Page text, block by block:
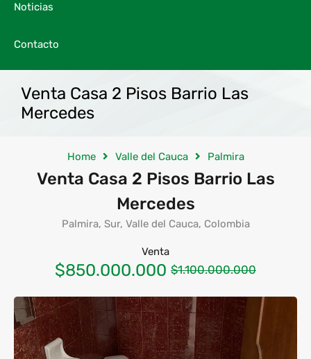
Noticias
Contacto
Venta Casa 2 Pisos Barrio Las
Mercedes
Home Valle del Cauca Palmira
Venta Casa 2 Pisos Barrio Las
Mercedes
Palmira, Sur, Valle del Cauca, Colombia
Venta
$850.000.000 $1.100.000.000